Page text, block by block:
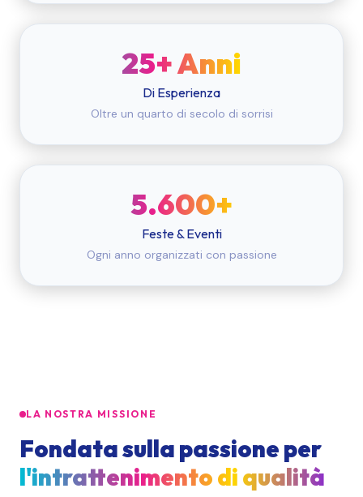
25+ Anni
Di Esperienza
Oltre un quarto di secolo di sorrisi
5.600+
Feste & Eventi
Ogni anno organizzati con passione
LA NOSTRA MISSIONE
Fondata sulla passione per
l'intrattenimento di qualità